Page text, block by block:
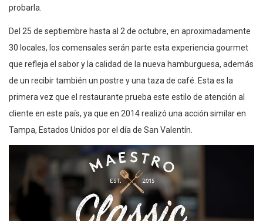
probarla.
Del 25 de septiembre hasta al 2 de octubre, en aproximadamente
30 locales, los comensales serán parte esta experiencia gourmet
que refleja el sabor y la calidad de la nueva hamburguesa, además
de un recibir también un postre y una taza de café. Esta es la
primera vez que el restaurante prueba este estilo de atención al
cliente en este país, ya que en 2014 realizó una acción similar en
Tampa, Estados Unidos por el día de San Valentín.